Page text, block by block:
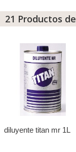
21 Productos
diluyente titan mr 1L